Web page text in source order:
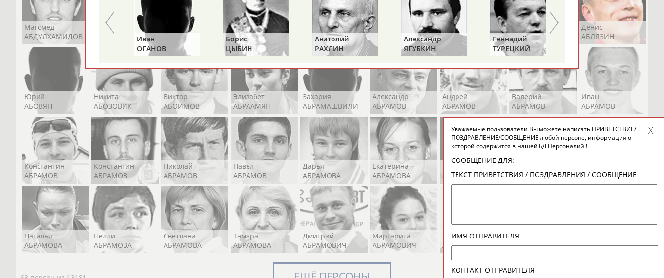
Магомед
АБДУЛХАМИДОВ
Шамиль
АБДУРАХМАНОВ
АБДУРАШИДОВ
Рустам
АБДУРАШИДОВ
Магомед
АБДУСАЛАМОВ
Нурлан
АБДЫКАЛЫКОВ
Эдуард
АБЗАЛИМОВ
Уулу Азамат
АБИБИЛЛА
Денис
АБЛЯЗИН
Юрий
АБОВЯН
Никита
АБОЗОВИК
Виктор
АБОИМОВ
Элизабет
АБРААМЯН
Захария
АБРАМАШВИЛИ
Александр
АБРАМОВ
Андрей
АБРАМОВ
Валерий
АБРАМОВ
Иван
АБРАМОВ
Константин
АБРАМОВ
Константин
АБРАМОВ
Николай
АБРАМОВ
Павел
АБРАМОВ
Дарья
АБРАМОВА
Екатерина
АБРАМОВА
Екатерина
АБРАМОВА
Ирина
АБРАМОВА
АБРАМОВА
Наталья
АБРАМОВА
Нелли
АБРАМОВА
Светлана
АБРАМОВА
Тамара
АБРАМОВА
Дмитрий
АБРАМОВИЧ
Маргарита
АБРАМОВИЧ
Иракли
АБРАМЯН
Осеп
АБРАМЯН
АБРАРОВ
Альгирдас
ЛАУРИТЕНАС
Иван
ОГАНОВ
Борис
ЦЫБИН
Анатолий
РАХЛИН
Александр
ЯГУБКИН
Геннадий
ТУРЕЦКИЙ
Уважаемые пользователи Вы можете написать ПРИВЕТСТВИЕ/
ПОЗДРАВЛЕНИЕ/СООБЩЕНИЕ любой персоне, информация о
которой содержится в нашей БД Персоналий !
СООБЩЕНИЕ ДЛЯ:
ТЕКСТ ПРИВЕТСТВИЯ / ПОЗДРАВЛЕНИЯ / СООБЩЕНИЕ
ИМЯ ОТПРАВИТЕЛЯ
КОНТАКТ ОТПРАВИТЕЛЯ